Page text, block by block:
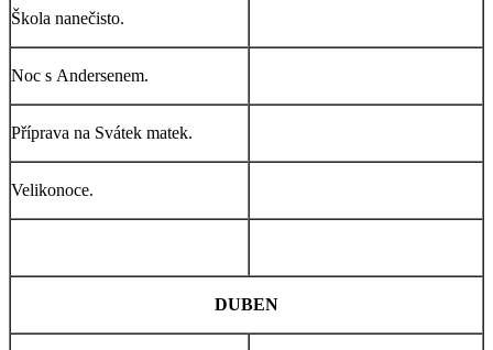
Škola nanečisto.
Noc s Andersenem.
Příprava na Svátek matek.
Velikonoce.
DUBEN